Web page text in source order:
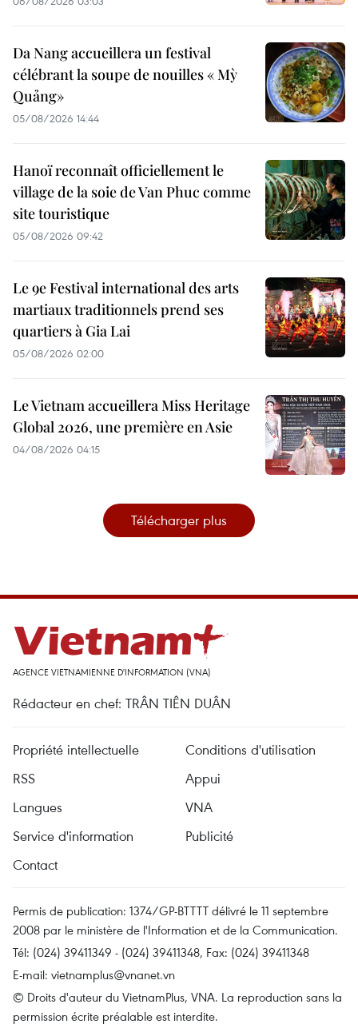
Da Nang accueillera un festival
célébrant la soupe de nouilles « Mỳ
Quảng»
05/08/2026 14:44
Hanoï reconnaît officiellement le
village de la soie de Van Phuc comme
site touristique
05/08/2026 09:42
Le 9e Festival international des arts
martiaux traditionnels prend ses
quartiers à Gia Lai
05/08/2026 02:00
Le Vietnam accueillera Miss Heritage
Global 2026, une première en Asie
04/08/2026 04:15
Télécharger plus
AGENCE VIETNAMIENNE D'INFORMATION (VNA)
Rédacteur en chef: TRÂN TIÊN DUÂN
Propriété intellectuelle
Conditions d'utilisation
RSS
Appui
Langues
VNA
Service d'information
Publicité
Contact
Permis de publication: 1374/GP-BTTTT délivré le 11 septembre
2008 par le ministère de l'Information et de la Communication.
Tél: (024) 39411349 - (024) 39411348, Fax: (024) 39411348
E-mail: vietnamplus@vnanet.vn
© Droits d'auteur du VietnamPlus, VNA. La reproduction sans la
permission écrite préalable est interdite.